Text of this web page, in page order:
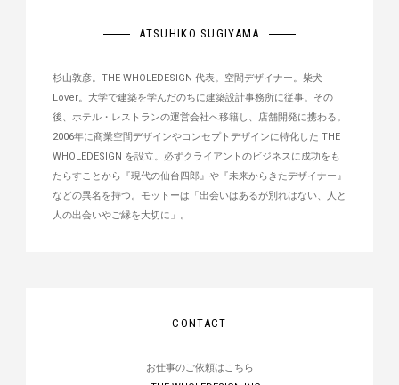
ATSUHIKO SUGIYAMA
杉山敦彦。THE WHOLEDESIGN 代表。空間デザイナー。柴犬
Lover。大学で建築を学んだのちに建築設計事務所に従事。その
後、ホテル・レストランの運営会社へ移籍し、店舗開発に携わる。
2006年に商業空間デザインやコンセプトデザインに特化した THE
WHOLEDESIGN を設立。必ずクライアントのビジネスに成功をも
たらすことから『現代の仙台四郎』や『未来からきたデザイナー』
などの異名を持つ。モットーは「出会いはあるが別れはない、人と
人の出会いやご縁を大切に」。
CONTACT
お仕事のご依頼はこちら